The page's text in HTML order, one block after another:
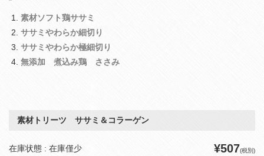
素材ソフト鶏ササミ
ササミやわらか細切り
ササミやわらか極細切り
無添加 煮込み鶏 ささみ
素材トリーツ ササミ＆コラーゲン
在庫状態 : 在庫僅少 ¥507(税別)